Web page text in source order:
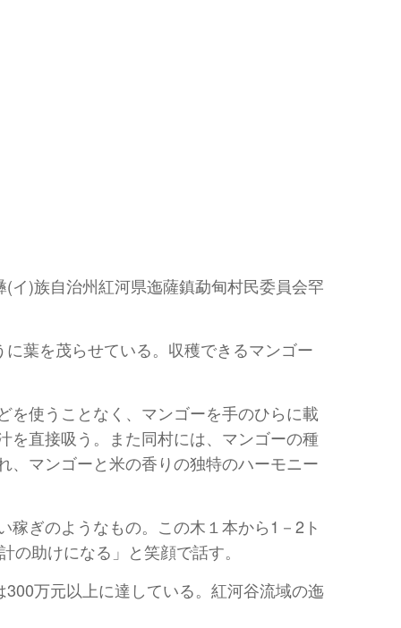
イ)族自治州紅河県迤薩鎮勐甸村民委員会罕
葉を茂らせている。収穫できるマンゴー
を使うことなく、マンゴーを手のひらに載
を直接吸う。また同村には、マンゴーの種
、マンゴーと米の香りの独特のハーモニー
ぎのようなもの。この木１本から1－2ト
助けになる」と笑顔で話す。
万元以上に達している。紅河谷流域の迤